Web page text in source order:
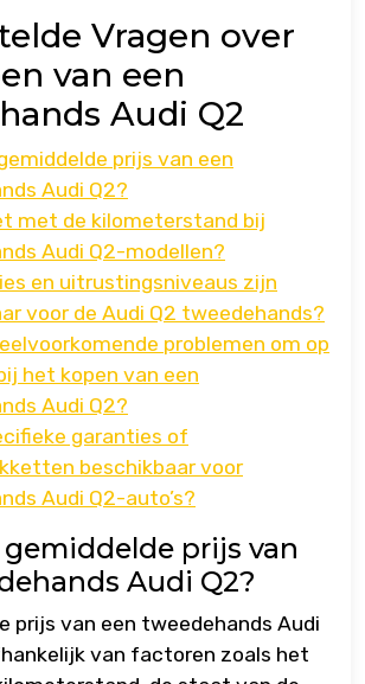
Vragen over
van een
Audi Q2
prijs van een
Audi Q2?
met de kilometerstand bij
Audi Q2-modellen?
en uitrustingsniveaus zijn
voor de Audi Q2 tweedehands?
problemen om op
het kopen van een
Audi Q2?
garanties of
beschikbaar voor
Audi Q2-auto’s?
prijs van
Audi Q2?
prijs van een tweedehands Audi
van factoren zoals het